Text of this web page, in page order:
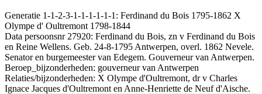
Generatie 1-1-2-3-1-1-1-1-1-1: Ferdinand du Bois 1795-1862 X
Olympe d' Oultremont 1798-1844
Data persoonsnr 27920: Ferdinand du Bois, zn v Ferdinand du Bois
en Reine Wellens. Geb. 24-8-1795 Antwerpen, overl. 1862 Nevele.
Senator en burgemeester van Edegem. Gouverneur van Antwerpen.
Beroep_bijzonderheden: gouverneur van Antwerpen
Relaties/bijzonderheden: X Olympe d'Oultremont, dr v Charles
Ignace Jacques d'Oultremont en Anne-Henriette de Neuf d'Aische.